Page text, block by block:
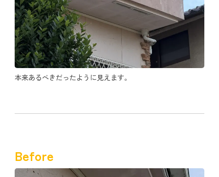
本来あるべきだったように見えます。
Before